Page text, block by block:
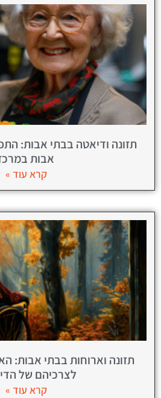
תזונה ודיאטה בבתי אבות:
אבות
קרא עוד »
תזונה וארוחות בבתי אבות:
לצרכיהם של
קרא עוד »